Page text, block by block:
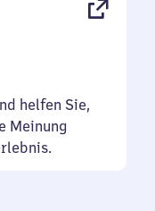
helfen Sie,
Meinung